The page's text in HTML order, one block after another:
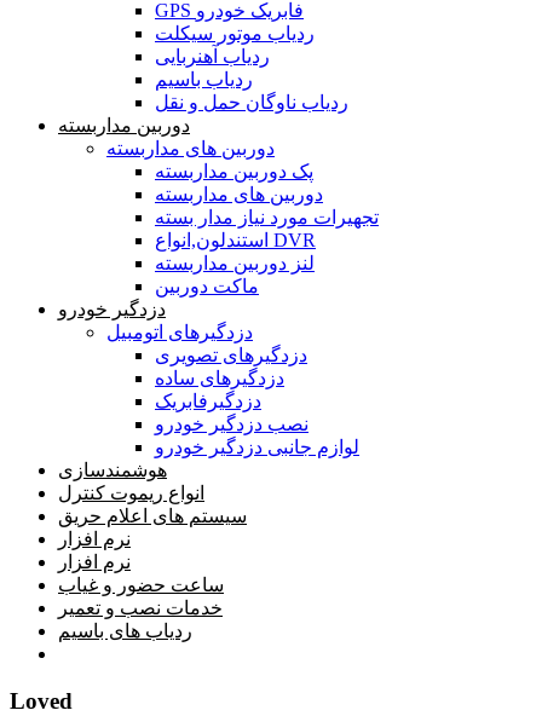
GPS فابریک خودرو
ردیاب موتور سیکلت
ردیاب آهنربایی
ردیاب باسیم
ردیاب ناوگان حمل و نقل
دوربین مداربسته
دوربین های مداربسته
پک دوربین مداربسته
دوربین های مداربسته
تجهیرات مورد نیاز مدار بسته
استندلون,انواع DVR
لنز دوربین مداربسته
ماکت دوربین
دزدگیر خودرو
دزدگیرهای اتومبیل
دزدگیرهای تصویری
دزدگیرهای ساده
دزدگیرفابریک
نصب دزدگیر خودرو
لوازم جانبی دزدگیر خودرو
هوشمندسازی
انواع ریموت کنترل
سیستم های اعلام حریق
نرم افزار
نرم افزار
ساعت حضور و غیاب
خدمات نصب و تعمیر
ردیاب های باسیم
Loved